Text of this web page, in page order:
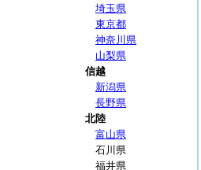
埼玉県
東京都
神奈川県
山梨県
信越
新潟県
長野県
北陸
富山県
石川県
福井県